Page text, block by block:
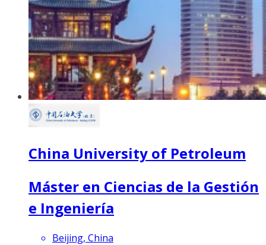
China University of Petroleum
Máster en Ciencias de la Gestión
e Ingeniería
Beijing, China